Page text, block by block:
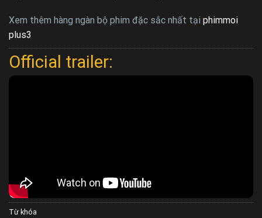
Xem thêm hàng ngàn bộ phim đặc sắc nhất tại phimmoi
plus3
Official trailer:
Từ khóa